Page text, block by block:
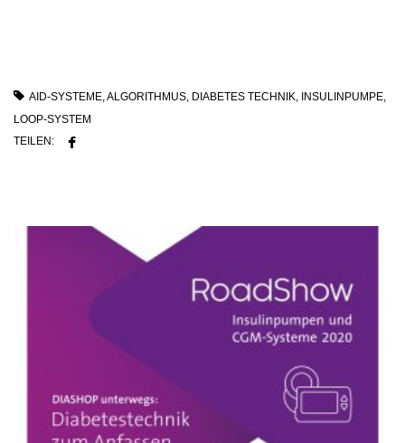
AID-SYSTEME ALGORITHMUS DIABETES TECHNIK INSULINPUMPE
LOOP-SYSTEM
TEILEN: